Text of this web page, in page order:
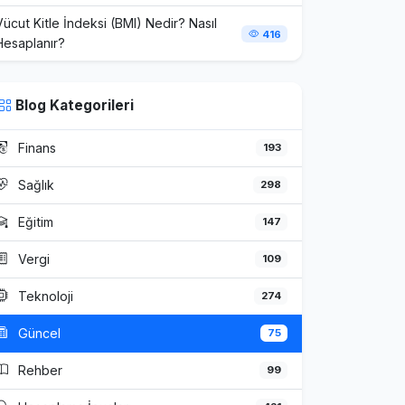
Kitle İndeksi (BMI) Nedir? Nasıl
416
Blog Kategorileri
Finans 193
Sağlık 298
Eğitim 147
Vergi 109
Teknoloji 274
Güncel 75
Rehber 99